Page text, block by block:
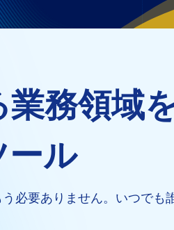
業務領域
ール
必要ありません。いつで